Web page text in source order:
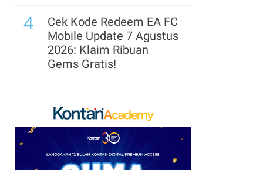
Diproyeksi Melebar,
Target Anggaran Netral
Makin Berat
Paruh Kedua
10
Suku Bunga The Fed
Seharusnya Sudah Naik,
Pejabat Bank Sentral AS
4
Cek Kode Redeem EA FC
Mobile Update 7 Agustus
2026: Klaim Ribuan
Gems Gratis!
Treasuri 9,63 Miliar, Cek
Profil Emiten DSSA
hingga Kinerjanya
Arsenal Perpanjang